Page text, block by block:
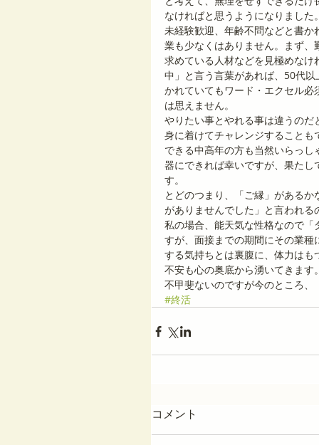
なければと思うようになりました。
未経験歓迎、年齢不問などと書
業も少なくはありません。まず、
求めている人材などを見極めな
中」と言う言葉があれば、50代
かれていてもワード・エクセル
は思えません。
やりたい事とやれる事は違うの
身に着けてチャレンジすることも
できる中高年の方も当然いらっ
器にできれば幸いですが、果た
す。
とどのつまり、「ご縁」がある
がありませんでした」と言われ
私の場合、能天気な性格なので
すが、面接までの期間にその業
する気持ちとは裏腹に、体力は
不安も心の奥底から湧いてきま
不甲斐ないのですが今のところ、
#終活
コメント